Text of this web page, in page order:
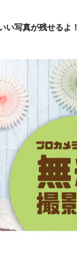
い写真が残せるよ！